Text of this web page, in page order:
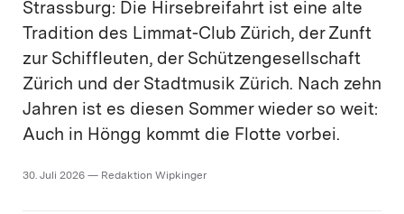
Strassburg: Die Hirsebreifahrt ist eine alte
Tradition des Limmat-Club Zürich, der Zunft
zur Schiffleuten, der Schützengesellschaft
Zürich und der Stadtmusik Zürich. Nach zehn
Jahren ist es diesen Sommer wieder so weit:
Auch in Höngg kommt die Flotte vorbei.
30. Juli 2026 — Redaktion Wipkinger